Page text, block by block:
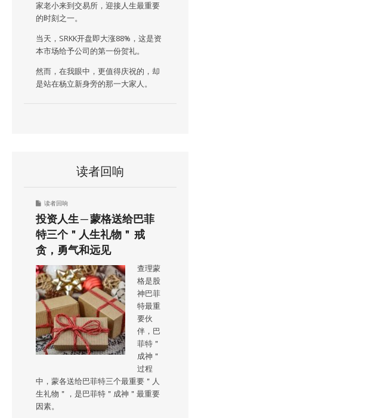
家老小来到交易所，迎接人生最重要
的时刻之一。
当天，SRKK开盘即大涨88%，这是资
本市场给予公司的第一份贺礼。
然而，在我眼中，更值得庆祝的，却
是站在杨立新身旁的那一大家人。
读者回响
读者回响
投资人生 ─ 蒙格送给巴菲
特三个＂人生礼物＂ 戒
贪，勇气和远见
查理蒙
格是股
神巴菲
特最重
要伙
伴，巴
菲特＂
成神＂
过程
中，蒙各送给巴菲特三个最重要＂人
生礼物＂，是巴菲特＂成神＂最重要
因素。